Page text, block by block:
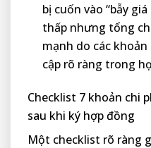
bị cuốn vào “bẫy
thấp nhưng tổng
mạnh do các
cập rõ ràng trong
Checklist 7 khoản chi
sau khi ký hợp đồng
Một checklist rõ ràng